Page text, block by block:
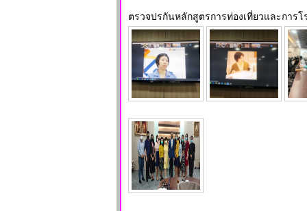
ตรวจปรกันหลักสูตรการท่องเที่ยวและการโ